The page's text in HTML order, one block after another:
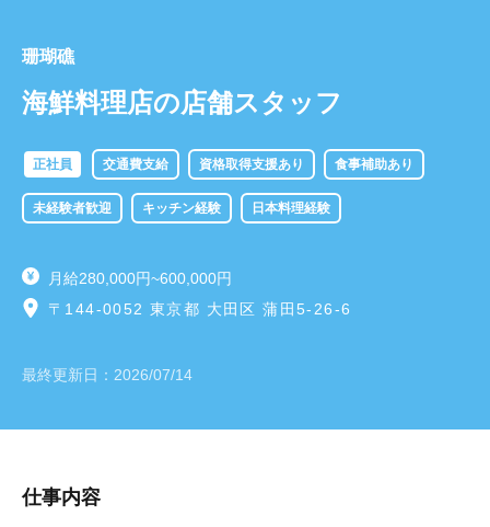
珊瑚礁
海鮮料理店の店舗スタッフ
正社員 交通費支給 資格取得支援あり 食事補助あり
未経験者歓迎 キッチン経験 日本料理経験
月給280,000円~600,000円
〒144-0052 東京都 大田区 蒲田5-26-6
最終更新日： 2026/07/14
仕事内容